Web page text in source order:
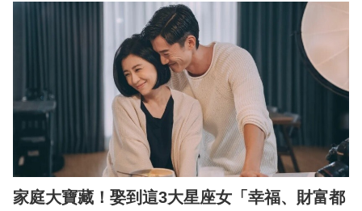
家庭大寶藏！娶到這3大星座女「幸福、財富都